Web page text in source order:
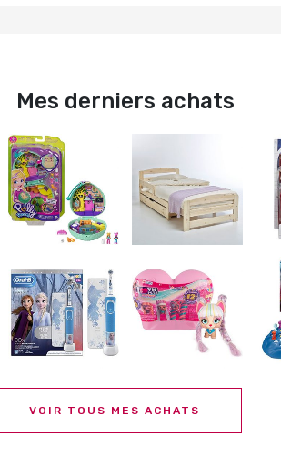
Mes derniers achats
VOIR TOUS MES ACHATS